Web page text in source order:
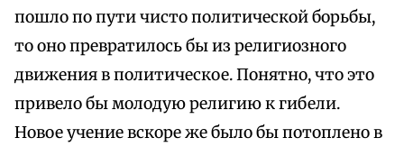
пошло по пути чисто политической борьбы,
то оно превратилось бы из религиозного
движения в политическое. Понятно, что это
привело бы молодую религию к гибели.
Новое учение вскоре же было бы потоплено в